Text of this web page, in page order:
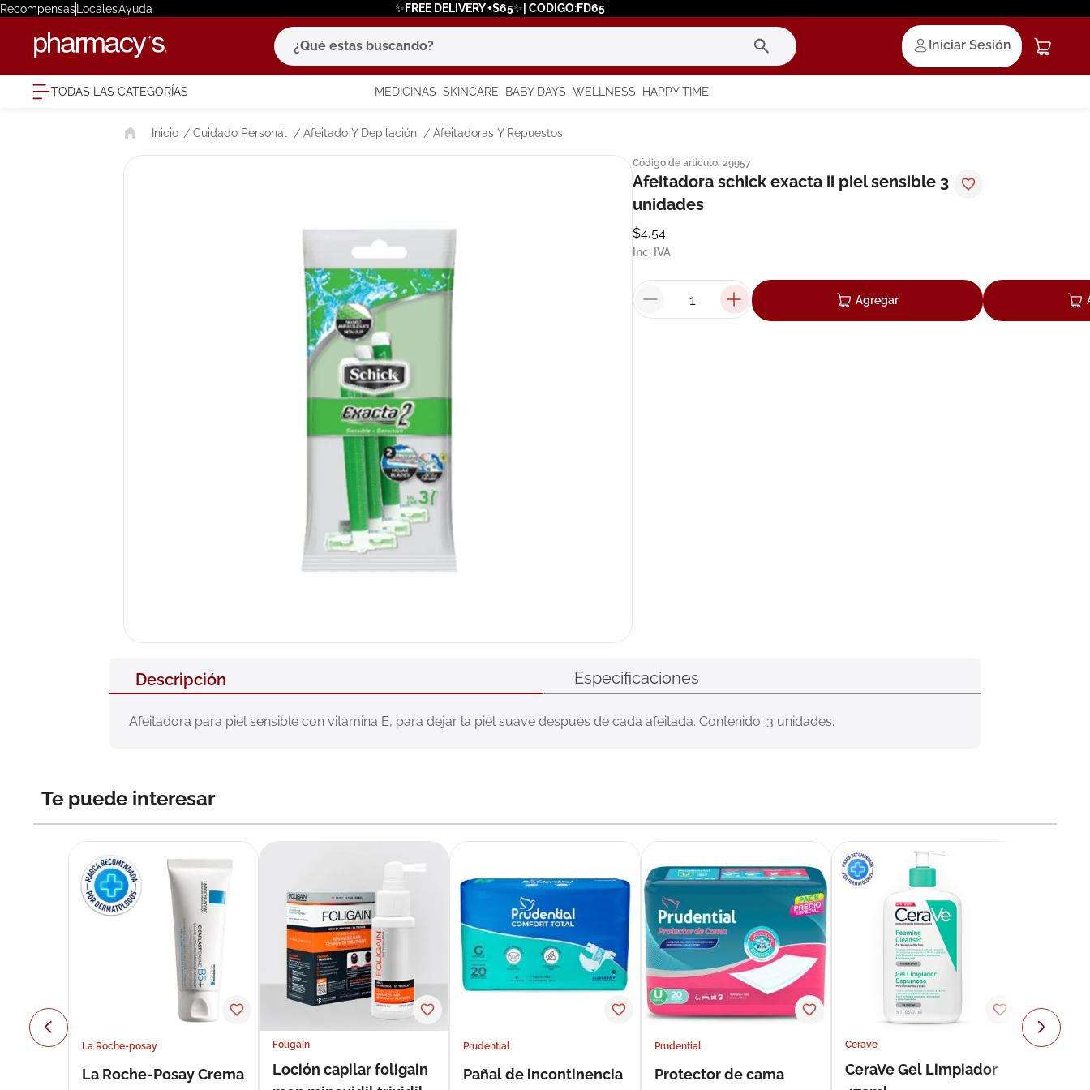
RecompensasLocalesAyuda ✨FREE DELIVERY +$65✨| CODIGO:FD65
¿Qué estas buscando?
Iniciar Sesión
TODAS LAS CATEGORÍAS MEDICINAS SKINCARE BABY DAYS WELLNESS HAPPY TIME
Cuidado Personal Afeitado Y Depilación Afeitadoras Y Repuestos
Código de artículo: 29957
Afeitadora schick exacta ii piel sensible 3
unidades
$4,54
Inc. IVA
Agregar
Descripción Especificaciones
Afeitadora para piel sensible con vitamina E, para dejar la piel suave después de cada afeitada. Contenido: 3 unidades.
Te puede interesar
La Roche-posay
La Roche-Posay Crema
Foligain
Loción capilar foligain
Prudential
Pañal de incontinencia
Prudential
Protector de cama
Cerave
CeraVe Gel Limpiador
términos más buscados
1. eucerin
cerave
6. degraler
7. isdin
8. roche posay
9. pañales
nivea